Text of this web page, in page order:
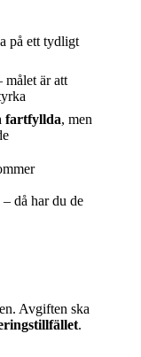
på ett tydligt
målet är att
fartfyllda, men
då har du de
Avgiften ska
.